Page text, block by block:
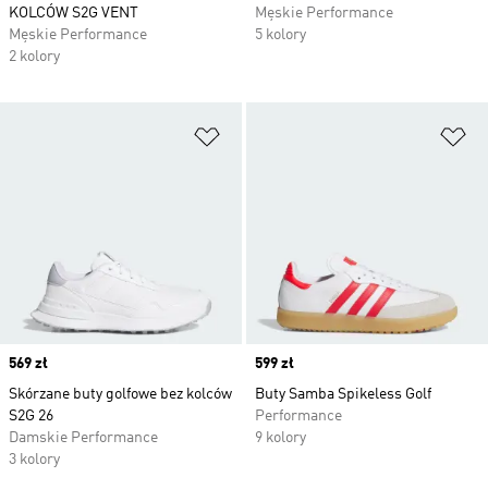
KOLCÓW S2G VENT
Męskie Performance
2 kolory
Męskie Performance
5 kolory
Price
569 zł
Skórzane buty golfowe bez kolców
S2G 26
Damskie Performance
3 kolory
Price
599 zł
Buty Samba Spikeless Golf
Performance
9 kolory